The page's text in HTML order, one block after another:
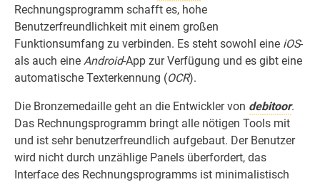
Rechnungsprogramm schafft es, hohe
Benutzerfreundlichkeit mit einem großen
Funktionsumfang zu verbinden. Es steht sowohl eine iOS-
als auch eine Android-App zur Verfügung und es gibt eine
automatische Texterkennung (OCR).
Die Bronzemedaille geht an die Entwickler von debitoor.
Das Rechnungsprogramm bringt alle nötigen Tools mit
und ist sehr benutzerfreundlich aufgebaut. Der Benutzer
wird nicht durch unzählige Panels überfordert, das
Interface des Rechnungsprogramms ist minimalistisch